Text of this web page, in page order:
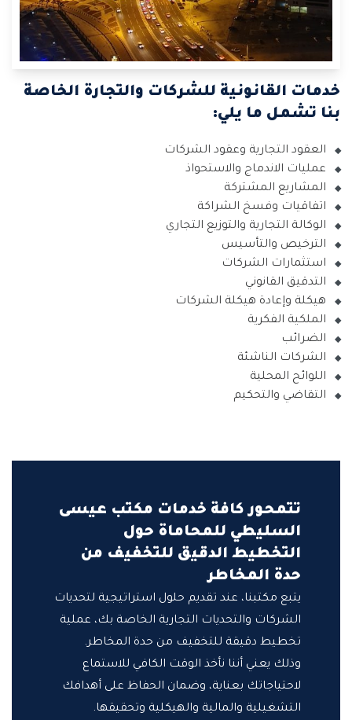
خدمات القانونية للشركات والتجارة الخاصة
بنا تشمل ما يلي:
العقود التجارية وعقود الشركات
عمليات الاندماج والاستحواذ
المشاريع المشتركة
اتفاقيات وفسخ الشراكة
الوكالة التجارية والتوزيع التجاري
الترخيص والتأسيس
استثمارات الشركات
التدقيق القانوني
هيكلة وإعادة هيكلة الشركات
الملكية الفكرية
الضرائب
الشركات الناشئة
اللوائح المحلية
التقاضي والتحكيم
تتمحور كافة خدمات مكتب عيسى
السليطي للمحاماة حول
التخطيط الدقيق للتخفيف من
حدة المخاطر
يتبع مكتبنا، عند تقديم حلول استراتيجية لتحديات
الشركات والتحديات التجارية الخاصة بك، عملية
تخطيط دقيقة للتخفيف من حدة المخاطر.
وذلك يعني أننا نأخذ الوقت الكافي للاستماع
لاحتياجاتك بعناية، وضمان الحفاظ على أهدافك
التشغيلية والمالية والهيكلية وتحقيقها.